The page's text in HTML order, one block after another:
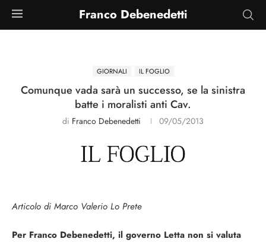
Franco Debenedetti
GIORNALI IL FOGLIO
Comunque vada sarà un successo, se la sinistra
batte i moralisti anti Cav.
di Franco Debenedetti 09/05/2013
Articolo di Marco Valerio Lo Prete
Per Franco Debenedetti, il governo Letta non si valuta